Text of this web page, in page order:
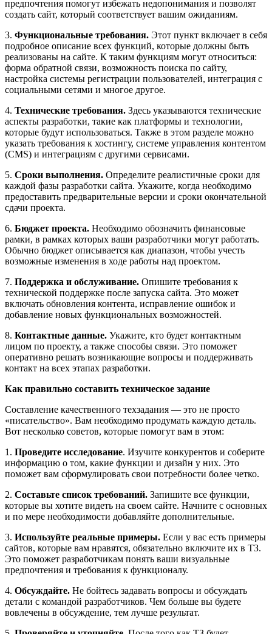
предпочтения помогут избежать недопонимания и позволят
создать сайт, который соответствует вашим ожиданиям.
3. Функциональные требования. Этот пункт включает в себя
подробное описание всех функций, которые должны быть
реализованы на сайте. К таким функциям могут относиться:
форма обратной связи, возможность поиска по сайту,
настройка системы регистрации пользователей, интеграция с
социальными сетями и многое другое.
4. Технические требования. Здесь указываются технические
аспекты разработки, такие как платформы и технологии,
которые будут использоваться. Также в этом разделе можно
указать требования к хостингу, системе управления контентом
(CMS) и интеграциям с другими сервисами.
5. Сроки выполнения. Определите реалистичные сроки для
каждой фазы разработки сайта. Укажите, когда необходимо
предоставить предварительные версии и сроки окончательной
сдачи проекта.
6. Бюджет проекта. Необходимо обозначить финансовые
рамки, в рамках которых ваши разработчики могут работать.
Обычно бюджет описывается как диапазон, чтобы учесть
возможные изменения в ходе работы над проектом.
7. Поддержка и обслуживание. Опишите требования к
технической поддержке после запуска сайта. Это может
включать обновления контента, исправление ошибок и
добавление новых функциональных возможностей.
8. Контактные данные. Укажите, кто будет контактным
лицом по проекту, а также способы связи. Это поможет
оперативно решать возникающие вопросы и поддерживать
контакт на всех этапах разработки.
Как правильно составить техническое задание
Составление качественного техзадания — это не просто
«писательство». Вам необходимо продумать каждую деталь.
Вот несколько советов, которые помогут вам в этом:
1. Проведите исследование. Изучите конкурентов и соберите
информацию о том, какие функции и дизайн у них. Это
поможет вам сформулировать свои потребности более четко.
2. Составьте список требований. Запишите все функции,
которые вы хотите видеть на своем сайте. Начните с основных
и по мере необходимости добавляйте дополнительные.
3. Используйте реальные примеры. Если у вас есть примеры
сайтов, которые вам нравятся, обязательно включите их в ТЗ.
Это поможет разработчикам понять ваши визуальные
предпочтения и требования к функционалу.
4. Обсуждайте. Не бойтесь задавать вопросы и обсуждать
детали с командой разработчиков. Чем больше вы будете
вовлечены в обсуждение, тем лучше результат.